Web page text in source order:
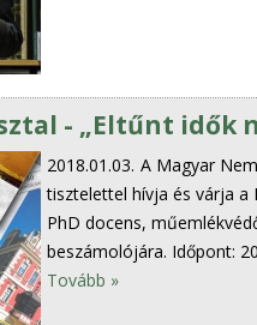
- „Eltűnt idők
2018.01.03. A Magyar
tisztelettel hívja és várja a
PhD docens,
beszámolójára. Időpont:
Tovább »